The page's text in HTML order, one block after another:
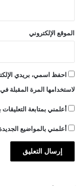
الموقع الإلكتروني
احفظ اسمي، بريدي
لاستخدامها المرة المقبلة
أعلمني بمتابعة
أعلمني بالمواضيع